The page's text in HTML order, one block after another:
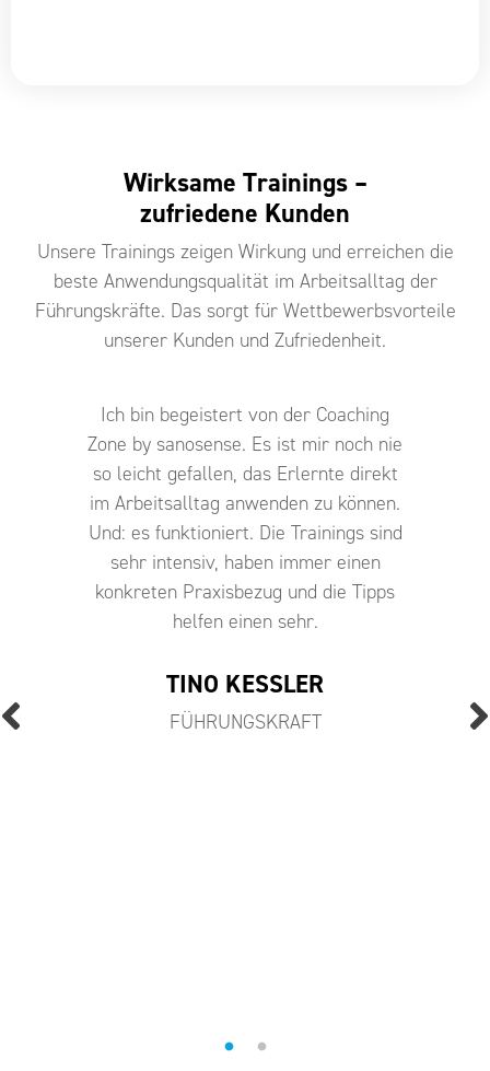
Wirksame Trainings –
zufriedene Kunden
Unsere Trainings zeigen Wirkung und erreichen die
beste Anwendungsqualität im Arbeitsalltag der
Führungskräfte. Das sorgt für Wettbewerbsvorteile
unserer Kunden und Zufriedenheit.
Ich bin begeistert von der Coaching
Zone by sanosense. Es ist mir noch nie
so leicht gefallen, das Erlernte direkt
im Arbeitsalltag anwenden zu können.
Und: es funktioniert. Die Trainings sind
sehr intensiv, haben immer einen
konkreten Praxisbezug und die Tipps
helfen einen sehr.
TINO KESSLER
FÜHRUNGSKRAFT